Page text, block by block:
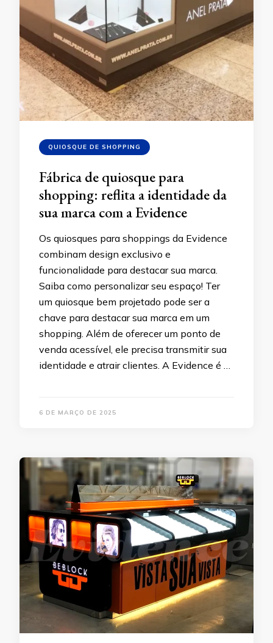
QUIOSQUE DE SHOPPING
Fábrica de quiosque para
shopping: reflita a identidade da
sua marca com a Evidence
Os quiosques para shoppings da Evidence
combinam design exclusivo e
funcionalidade para destacar sua marca.
Saiba como personalizar seu espaço! Ter
um quiosque bem projetado pode ser a
chave para destacar sua marca em um
shopping. Além de oferecer um ponto de
venda acessível, ele precisa transmitir sua
identidade e atrair clientes. A Evidence é …
6 DE MARÇO DE 2025